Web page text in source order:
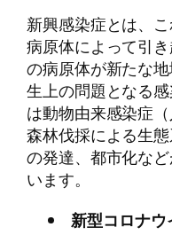
新興感染症とは、
病原体によって引
の病原体が新たな
生上の問題となる
は動物由来感染症
森林伐採による生
の発達、都市化な
います。
新型コロナ